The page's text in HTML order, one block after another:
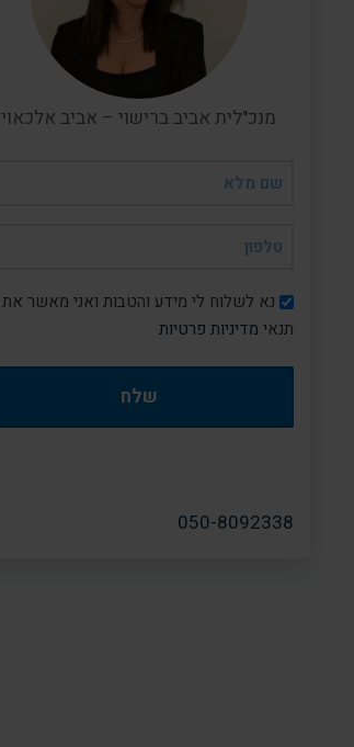
מנכ"לית אביב ברישוי – אביב אלכאוי
דיוורנא לשלוח לי מידע והטבות ואני מאשר את
תנאי מדיניות פרטיות
050-8092338